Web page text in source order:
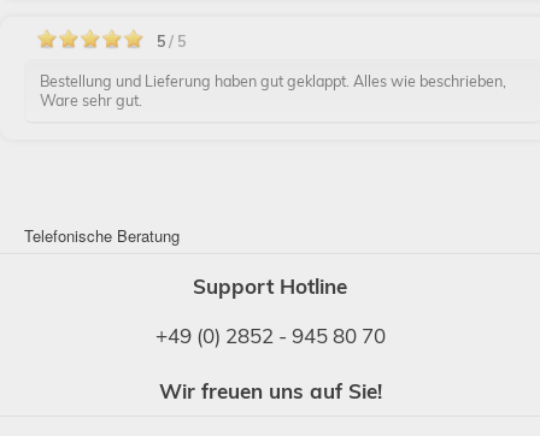
5/ 5
Bestellung und Lieferung haben gut geklappt. Alles wie beschrieben,
Ware sehr gut.
Telefonische Beratung
Support Hotline
+49 (0) 2852 - 945 80 70
Wir freuen uns auf Sie!